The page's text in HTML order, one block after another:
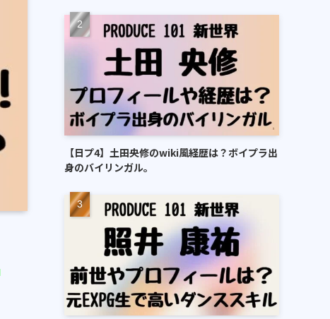
【日プ4】土田央修のwiki風経歴は？ボイプラ出
身のバイリンガル。